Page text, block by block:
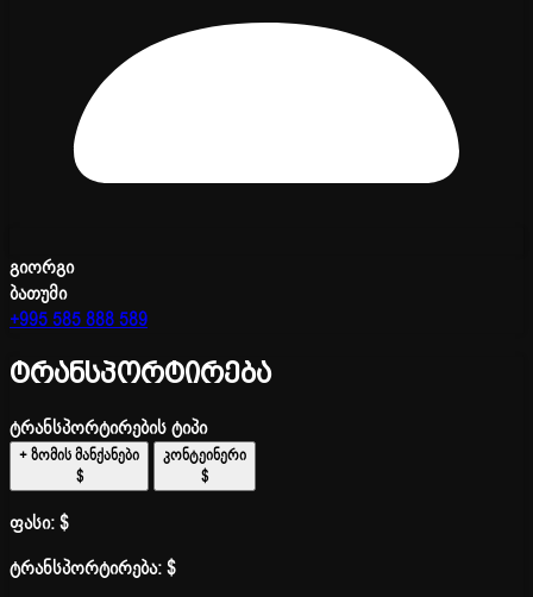
გიორგი
ბათუმი
+995 585 888 589
ტრანსპორტირება
ტრანსპორტირების ტიპი
+ ზომის მანქანები
$
კონტეინერი
$
ფასი:$
ტრანსპორტირება:$